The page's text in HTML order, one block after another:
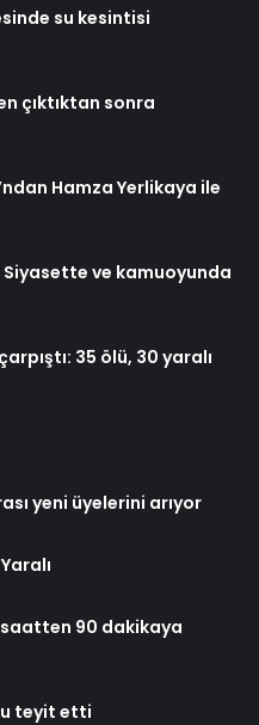
su kesintisi
çıktıktan sonra
Hamza Yerlikaya ile
Siyasette ve kamuoyunda
35 ölü, 30 yaralı
yeni üyelerini arıyor
90 dakikaya
teyit etti